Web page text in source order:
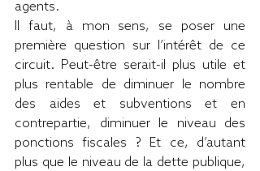
agents.
Il faut, à mon sens, se poser une
première question sur l’intérêt de ce
circuit. Peut-être serait-il plus utile et
plus rentable de diminuer le nombre
des aides et subventions et en
contrepartie, diminuer le niveau des
ponctions fiscales ? Et ce, d’autant
plus que le niveau de la dette publique,